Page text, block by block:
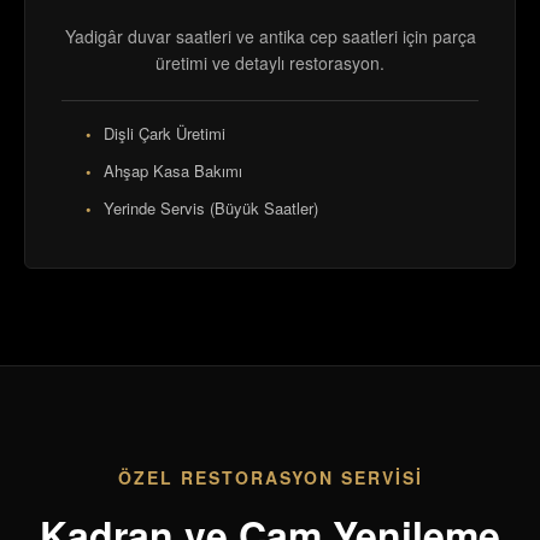
Yadigâr duvar saatleri ve antika cep saatleri için parça
üretimi ve detaylı restorasyon.
Dişli Çark Üretimi
Ahşap Kasa Bakımı
Yerinde Servis (Büyük Saatler)
ÖZEL RESTORASYON SERVISI